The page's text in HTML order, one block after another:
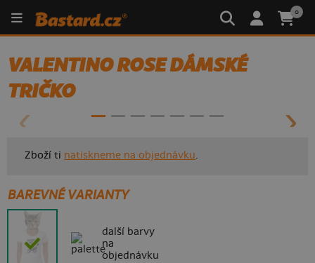
0
VALENTINO ROSE DÁMSKÉ
TRIČKO
- 86%
Zboží ti natiskneme na objednávku.
BAREVNÉ VARIANTY
další barvy
na
objednávku